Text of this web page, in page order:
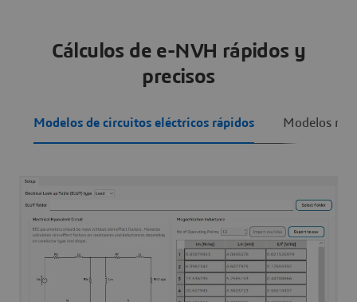
Cálculos de e-NVH rápidos y
precisos
Modelos de circuitos eléctricos rápidos Modelos